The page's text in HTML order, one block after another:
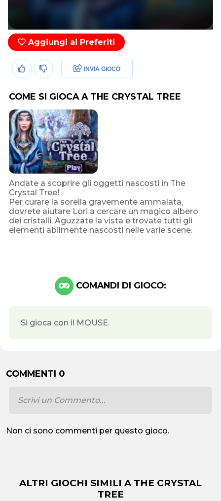
Aggiungi ai Preferiti
INVIA GIOCO
COME SI GIOCA A THE CRYSTAL TREE
Andate a scoprire gli oggetti nascosti in The
Crystal Tree!
Per curare la sorella gravemente ammalata,
dovrete aiutare Lori a cercare un magico albero
dei cristalli. Aguzzate la vista e trovate tutti gli
elementi abilmente nascosti nelle varie scene.
COMANDI DI GIOCO:
Si gioca con il MOUSE.
COMMENTI 0
Non ci sono commenti per questo gioco.
ALTRI GIOCHI SIMILI A THE CRYSTAL
TREE